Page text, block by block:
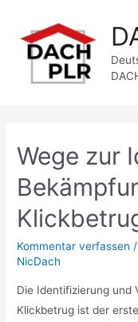
springen
Wege zur
Kommentar verfassen
NicDach
Die Identifizierung und
Klickbetrug ist der